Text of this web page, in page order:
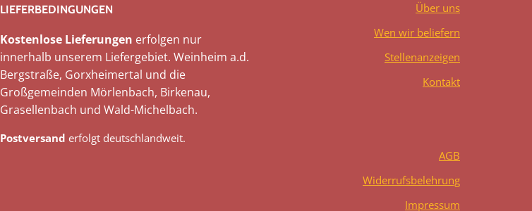
LIEFERBEDINGUNGEN
Kostenlose Lieferungen erfolgen nur
innerhalb unserem Liefergebiet. Weinheim a.d.
Bergstraße, Gorxheimertal und die
Großgemeinden Mörlenbach, Birkenau,
Grasellenbach und Wald-Michelbach.
Postversand erfolgt deutschlandweit.
Über uns
Wen wir beliefern
Stellenanzeigen
Kontakt
AGB
Widerrufsbelehrung
Impressum